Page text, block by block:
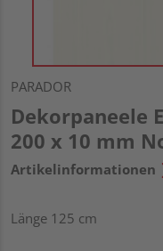
PARADOR
Dekorpaneele
200 x 10 mm
Artikelinformationen
Länge 125 cm